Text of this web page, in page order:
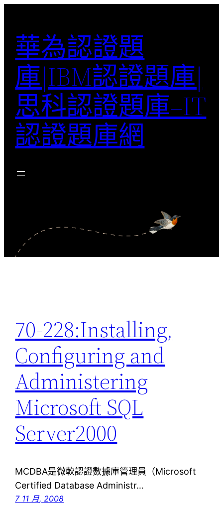
華為認證題
庫|IBM認證題庫|
思科認證題庫–IT
認證題庫網
70-228:Installing,
Configuring and
Administering
Microsoft SQL
Server2000
MCDBA是微軟認證數據庫管理員（Microsoft
Certified Database Administr…
7 11 月, 2008